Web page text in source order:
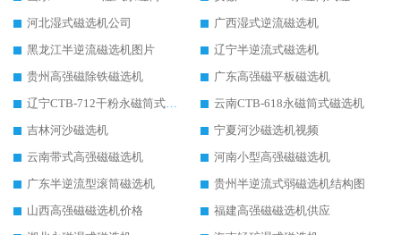
河北湿式磁选机公司
广西湿式逆流磁选机
黑龙江半逆流磁选机图片
辽宁半逆流式磁选机
贵州高强磁除铁磁选机
广东高强磁平板磁选机
辽宁CTB-712干粉永磁筒式磁选机
云南CTB-618永磁筒式磁选机
吉林河沙磁选机
宁夏河沙磁选机视频
云南带式高强磁磁选机
河南小型高强磁磁选机
广东半逆流型滚筒磁选机
贵州半逆流式弱磁选机结构图
山西高强磁磁选机价格
福建高强磁磁选机供应